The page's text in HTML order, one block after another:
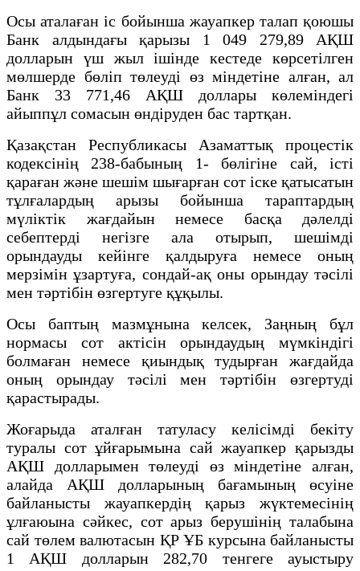
Осы аталаған іс бойынша жауапкер талап қоюшы
Банк алдындағы қарызы 1 049 279,89 АҚШ
долларын үш жыл ішінде кестеде көрсетілген
мөлшерде бөліп төлеуді өз міндетіне алған, ал
Банк 33 771,46 АҚШ доллары көлеміндегі
айыппұл сомасын өндіруден бас тартқан.
Қазақстан Республикасы Азаматтық процестік
кодексінің 238-бабының 1- бөлігіне сай, істi
қараған және шешім шығарған сот iске қатысатын
тұлғалардың арызы бойынша тараптардың
мүлiктiк жағдайын немесе басқа дәлелді
себептерді негiзге ала отырып, шешiмді
орындауды кейiнге қалдыруға немесе оның
мерзiмiн ұзартуға, сондай-ақ оны орындау тәсілі
мен тәртiбiн өзгертуге құқылы.
Осы баптың мазмұнына келсек, Заңның бұл
нормасы сот актісін орындаудың мүмкіндігі
болмаған немесе қиындық тудырған жағдайда
оның орындау тәсілі мен тәртiбiн өзгертуді
қарастырады.
Жоғарыда аталған татуласу келісімді бекіту
туралы сот ұйғарымына сай жауапкер қарызды
АҚШ долларымен төлеуді өз міндетіне алған,
алайда АҚШ долларының бағамының өсуіне
байланысты жауапкердің қарыз жүктемесінің
ұлғаюына сәйкес, сот арыз берушінің талабына
сай төлем валютасын ҚР ҰБ курсына байланысты
1 АҚШ долларын 282,70 тенгеге ауыстыру